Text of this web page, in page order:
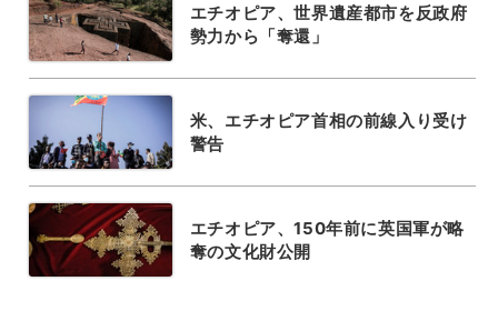
エチオピア、世界遺産都市を反政府
勢力から「奪還」
米、エチオピア首相の前線入り受け
警告
エチオピア、150年前に英国軍が略
奪の文化財公開